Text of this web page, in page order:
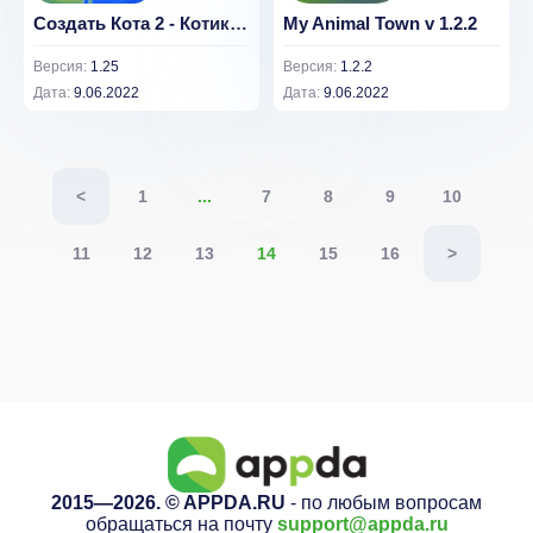
Создать Кота 2 - Котики и магия в новом мире v 1.25
Версия: 1.25
Дата: 9.06.2022
My Animal Town v 1.2.2
Версия: 1.2.2
Дата: 9.06.2022
< 1 ... 7 8 9 10
11 12 13 14 15 16 >
2015—2026. © APPDA.RU - по любым вопросам
обращаться на почту support@appda.ru